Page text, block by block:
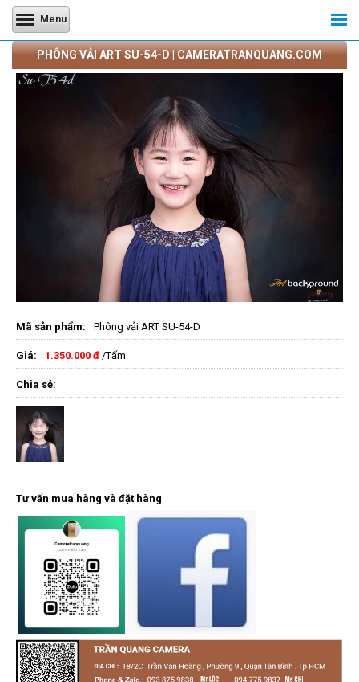
Menu
PHÔNG VẢI ART SU-54-D | CAMERATRANQUANG.COM
Mã sản phẩm: Phông vải ART SU-54-D
Giá: 1.350.000 đ /Tấm
Chia sẻ:
Tư vấn mua hàng và đặt hàng